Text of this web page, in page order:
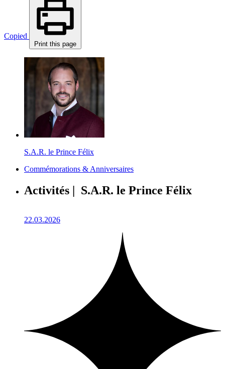
Copied
Print this page
S.A.R. le Prince Félix
Commémorations & Anniversaires
Activités | S.A.R. le Prince Félix
22.03.2026